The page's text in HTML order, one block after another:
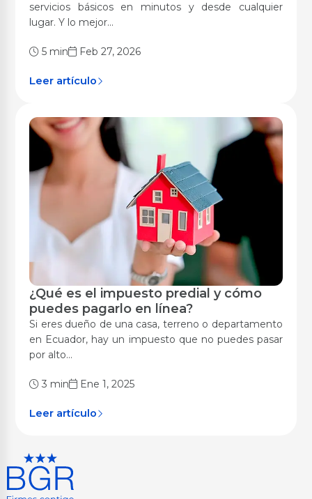
servicios básicos en minutos y desde cualquier
lugar. Y lo mejor...
5 min Feb 27, 2026
Leer artículo
Digitalización
¿Qué es el impuesto predial y cómo
puedes pagarlo en línea?
Si eres dueño de una casa, terreno o departamento
en Ecuador, hay un impuesto que no puedes pasar
por alto...
3 min Ene 1, 2025
Leer artículo